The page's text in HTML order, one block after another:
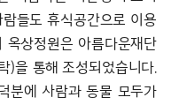
들도 휴식공간으로 이용
상정원은 아름다운재단
)을 통해 조성되었습니다.
분에 사람과 동물 모두가